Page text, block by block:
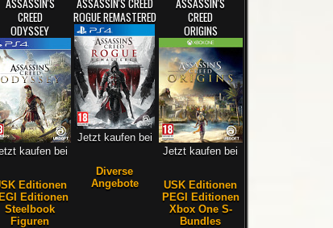
CREED
ODYSSEY
kaufen bei
Editionen
Editionen
Steelbook
Figuren
ROGUE REMASTERED
Jetzt kaufen bei
Diverse
Angebote
CREED
ORIGINS
Jetzt kaufen bei
USK Editionen
PEGI Editionen
Xbox One S-
Bundles